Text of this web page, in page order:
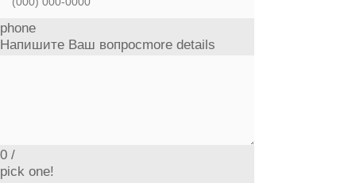
phone
Напишите Ваш вопросmore details
0 /
pick one!